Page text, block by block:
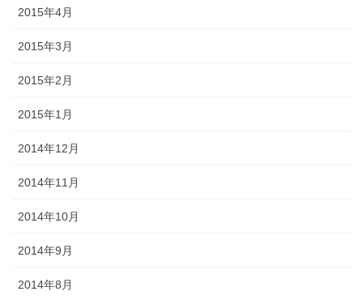
2015年4月
2015年3月
2015年2月
2015年1月
2014年12月
2014年11月
2014年10月
2014年9月
2014年8月